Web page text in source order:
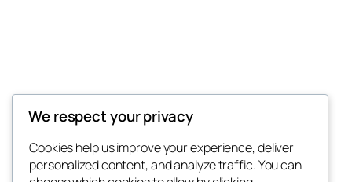
Thunder Feeds
你最喜欢的电子游戏和攻略杂志
We respect your privacy
Cookies help us improve your experience, deliver
personalized content, and analyze traffic. You can